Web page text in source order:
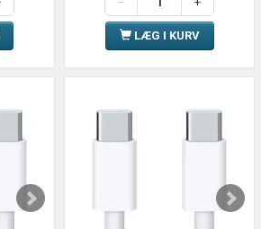
LÆG I KURV